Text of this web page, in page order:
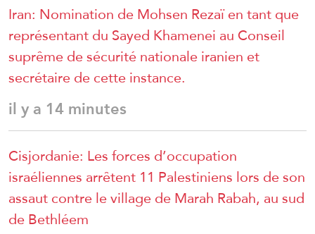
Iran: Nomination de Mohsen Rezaï en tant que
représentant du Sayed Khamenei au Conseil
suprême de sécurité nationale iranien et
secrétaire de cette instance.
il y a 14 minutes
Cisjordanie: Les forces d’occupation
israéliennes arrêtent 11 Palestiniens lors de son
assaut contre le village de Marah Rabah, au sud
de Bethléem